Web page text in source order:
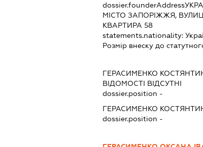
dossier.founderAddress
МІСТО ЗАПОРІЖЖЯ,
КВАРТИРА 58
statements.nationality:
Розмір внеску до
ГЕРАСИМЕНКО
ВІДОМОСТІ ВІДСУТНІ
dossier.position -
ГЕРАСИМЕНКО
dossier.position -